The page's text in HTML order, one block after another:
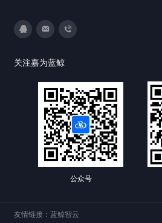
关注嘉为蓝鲸
公众号
友情链接：蓝鲸智云